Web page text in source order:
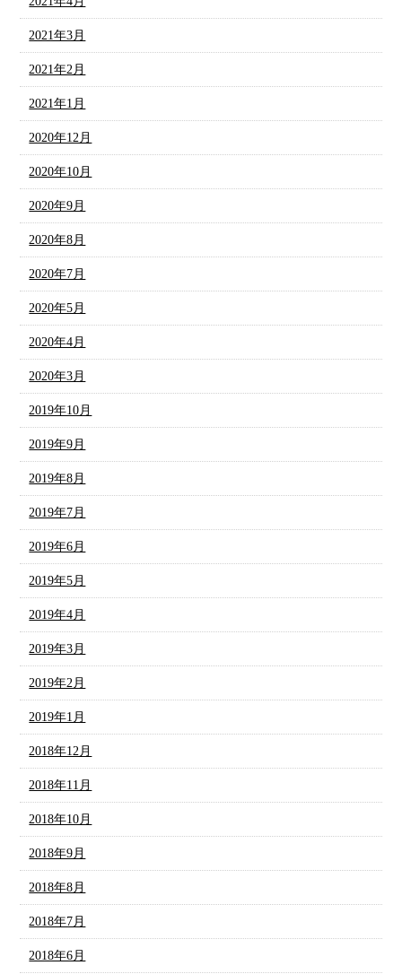
2021年3月
2021年2月
2021年1月
2020年12月
2020年10月
2020年9月
2020年8月
2020年7月
2020年5月
2020年4月
2020年3月
2019年10月
2019年9月
2019年8月
2019年7月
2019年6月
2019年5月
2019年4月
2019年3月
2019年2月
2019年1月
2018年12月
2018年11月
2018年10月
2018年9月
2018年8月
2018年7月
2018年6月